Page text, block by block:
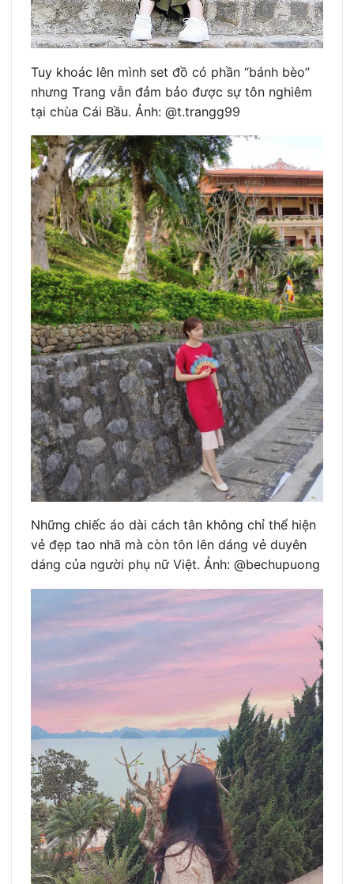
Tuy khoác lên mình set đồ có phần “bánh bèo”
nhưng Trang vẫn đảm bảo được sự tôn nghiêm
tại chùa Cái Bầu. Ảnh: @t.trangg99
Những chiếc áo dài cách tân không chỉ thể hiện
vẻ đẹp tao nhã mà còn tôn lên dáng vẻ duyên
dáng của người phụ nữ Việt. Ảnh: @bechupuong